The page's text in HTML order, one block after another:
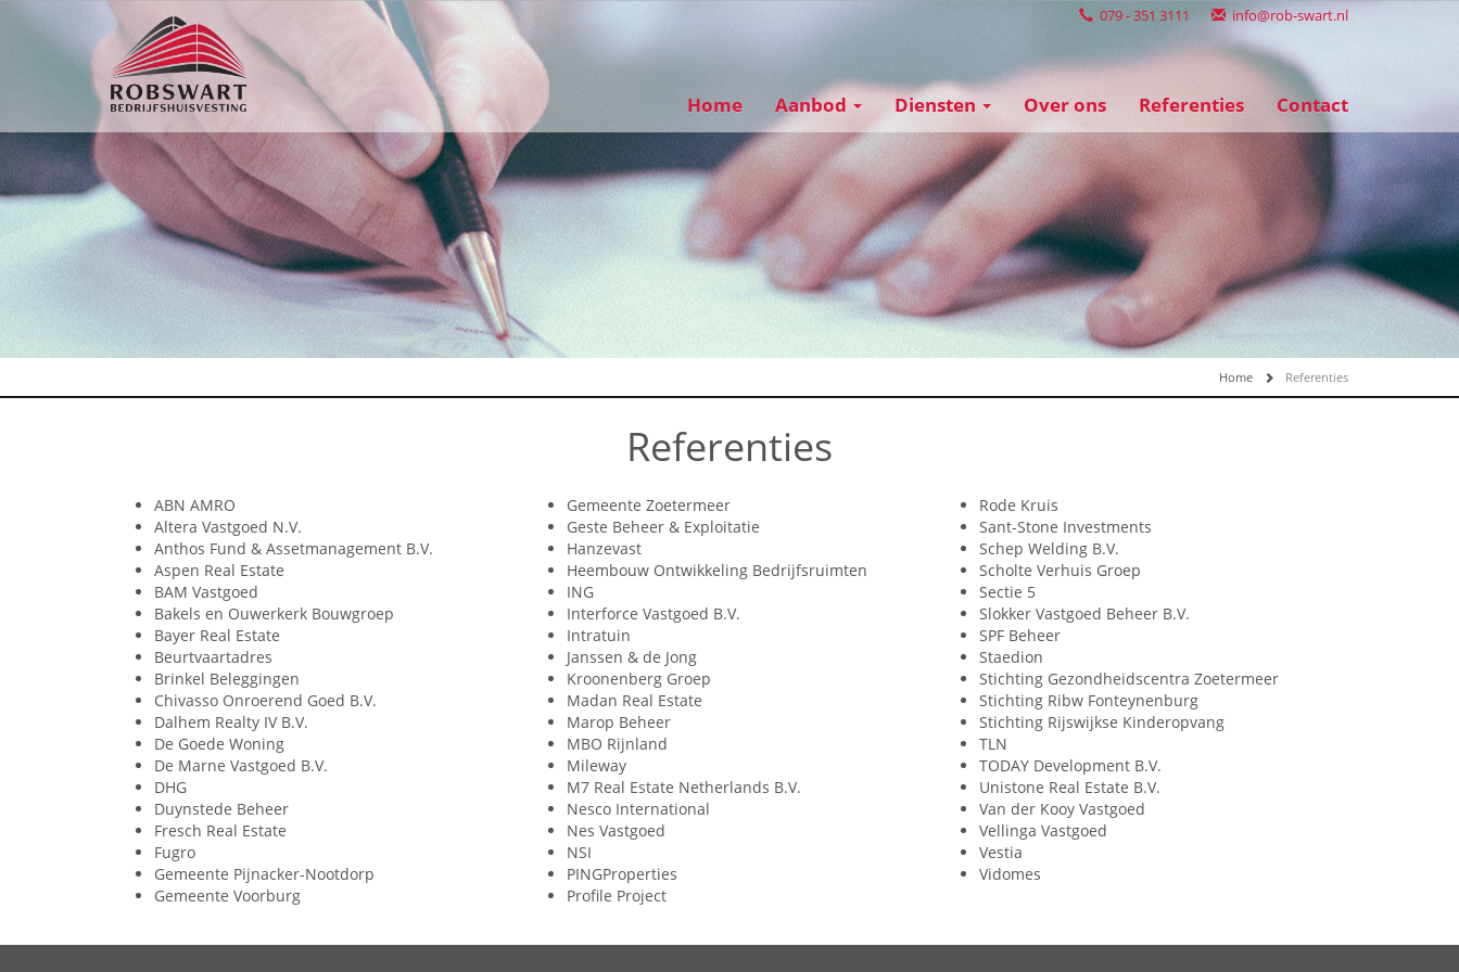
079 - 351 3111 info@rob-swart.nl
Home Aanbod Diensten Over ons Referenties Contact
Home Referenties
Referenties
ABN AMRO
Altera Vastgoed N.V.
Anthos Fund & Assetmanagement B.V.
Aspen Real Estate
BAM Vastgoed
Bakels en Ouwerkerk Bouwgroep
Bayer Real Estate
Beurtvaartadres
Brinkel Beleggingen
Chivasso Onroerend Goed B.V.
Dalhem Realty IV B.V.
De Goede Woning
De Marne Vastgoed B.V.
DHG
Duynstede Beheer
Fresch Real Estate
Fugro
Gemeente Pijnacker-Nootdorp
Gemeente Voorburg
Gemeente Zoetermeer
Geste Beheer & Exploitatie
Hanzevast
Heembouw Ontwikkeling Bedrijfsruimten
ING
Interforce Vastgoed B.V.
Intratuin
Janssen & de Jong
Kroonenberg Groep
Madan Real Estate
Marop Beheer
MBO Rijnland
Mileway
M7 Real Estate Netherlands B.V.
Nesco International
Nes Vastgoed
NSI
PINGProperties
Profile Project
Rode Kruis
Sant-Stone Investments
Schep Welding B.V.
Scholte Verhuis Groep
Sectie 5
Slokker Vastgoed Beheer B.V.
SPF Beheer
Staedion
Stichting Gezondheidscentra Zoetermeer
Stichting Ribw Fonteynenburg
Stichting Rijswijkse Kinderopvang
TLN
TODAY Development B.V.
Unistone Real Estate B.V.
Van der Kooy Vastgoed
Vellinga Vastgoed
Vestia
Vidomes